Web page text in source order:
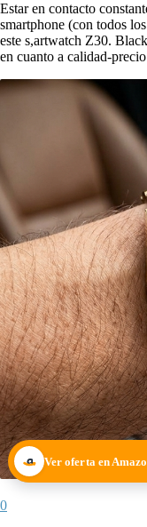
Estar en contacto
smartphone (con todos
este s,artwatch Z30.
en cuanto a calidad-
Ver oferta en
0